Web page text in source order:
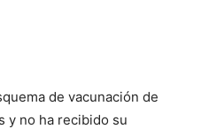
de vacunación de
y no ha recibido su